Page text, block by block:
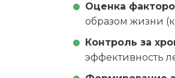
Оценка
образом жизни
Контроль за
эффективность